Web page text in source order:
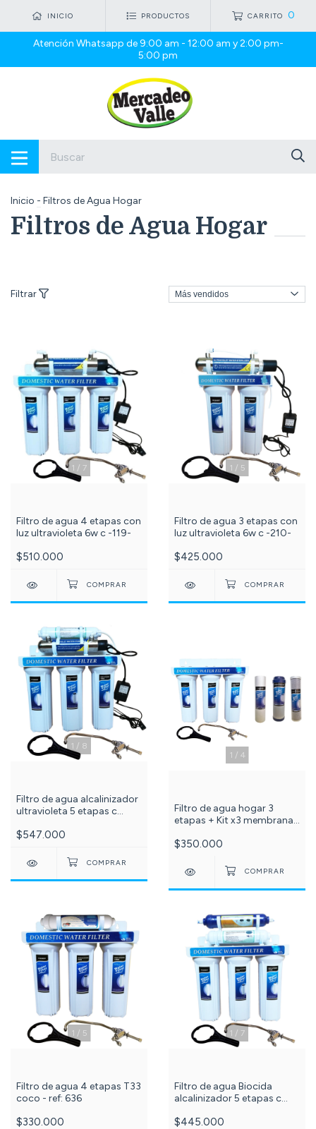
INICIO PRODUCTOS CARRITO 0
Atención Whatsapp de 9:00 am - 12:00 am y 2:00 pm-
5:00 pm
Inicio - Filtros de Agua Hogar
Filtros de Agua Hogar
Filtrar
1 / 7
Filtro de agua 4 etapas con
luz ultravioleta 6w c -119-
$510.000
1 / 5
Filtro de agua 3 etapas con
luz ultravioleta 6w c -210-
$425.000
1 / 8
Filtro de agua alcalinizador
ultravioleta 5 etapas c
$547.000
1 / 4
Filtro de agua hogar 3
etapas + Kit x3 membranas
(Sedimentos, carbón
501-
$350.000
1 / 5
Filtro de agua 4 etapas T33
coco - ref: 636
$330.000
1 / 7
Filtro de agua Biocida
alcalinizador 5 etapas c
$445.000